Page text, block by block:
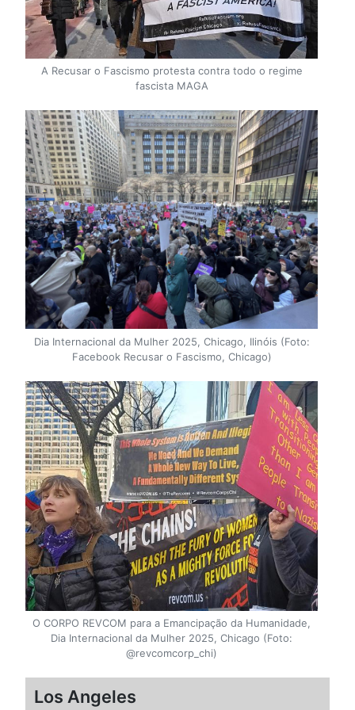
A Recusar o Fascismo protesta contra todo o regime
fascista MAGA
Dia Internacional da Mulher 2025, Chicago, Ilinóis (Foto:
Facebook Recusar o Fascismo, Chicago)
O CORPO REVCOM para a Emancipação da Humanidade,
Dia Internacional da Mulher 2025, Chicago (Foto:
@revcomcorp_chi)
Los Angeles